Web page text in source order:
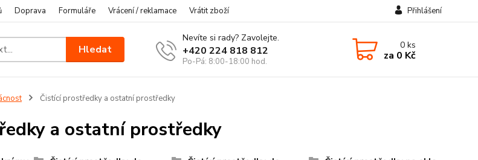
Doprava Formuláře Vrácení / reklamace Vrátit zboží Přihlášení
Hledat
Nevíte si rady? Zavolejte.
+420 224 818 812
Po-Pá: 8:00-18:00 hod.
0ks
za 0 Kč
Čistící prostředky a ostatní prostředky
a ostatní prostředky